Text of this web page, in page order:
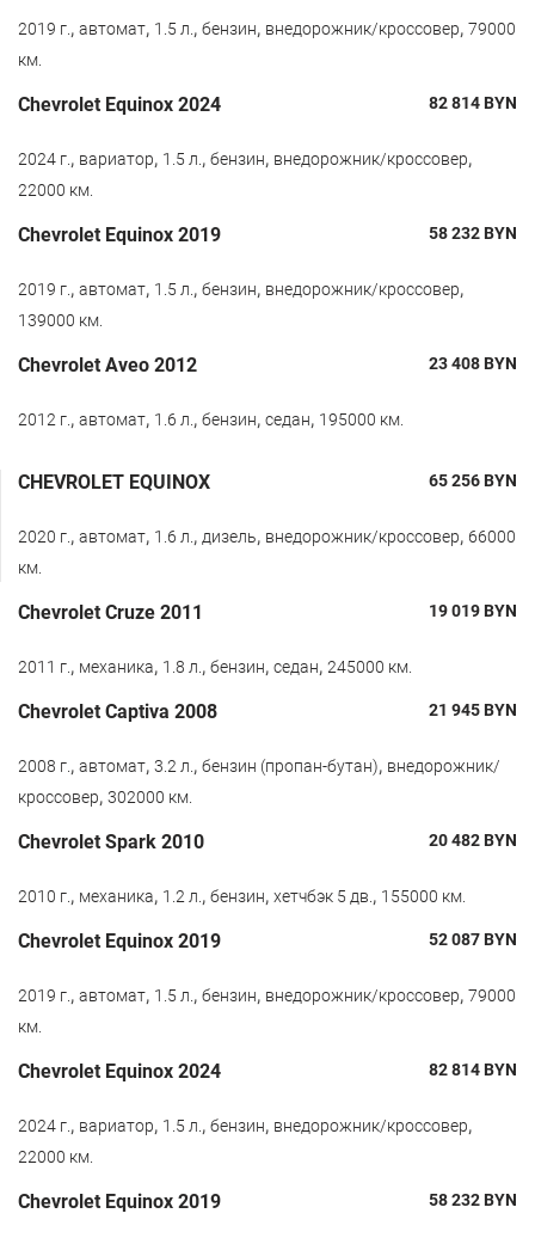
2019 г., автомат, 1.5 л., бензин, внедорожник/кроссовер, 79000
км.
Chevrolet Equinox 2024 82 814BYN
2024 г., вариатор, 1.5 л., бензин, внедорожник/кроссовер,
22000 км.
Chevrolet Equinox 2019 58 232BYN
2019 г., автомат, 1.5 л., бензин, внедорожник/кроссовер,
139000 км.
Chevrolet Aveo 2012 23 408BYN
2012 г., автомат, 1.6 л., бензин, седан, 195000 км.
CHEVROLET EQUINOX 65 256BYN
2020 г., автомат, 1.6 л., дизель, внедорожник/кроссовер, 66000
км.
Chevrolet Cruze 2011 19 019BYN
2011 г., механика, 1.8 л., бензин, седан, 245000 км.
Chevrolet Captiva 2008 21 945BYN
2008 г., автомат, 3.2 л., бензин (пропан-бутан), внедорожник/
кроссовер, 302000 км.
Chevrolet Spark 2010 20 482BYN
2010 г., механика, 1.2 л., бензин, хетчбэк 5 дв., 155000 км.
Chevrolet Equinox 2019 52 087BYN
2019 г., автомат, 1.5 л., бензин, внедорожник/кроссовер, 79000
км.
Chevrolet Equinox 2024 82 814BYN
2024 г., вариатор, 1.5 л., бензин, внедорожник/кроссовер,
22000 км.
Chevrolet Equinox 2019 58 232BYN